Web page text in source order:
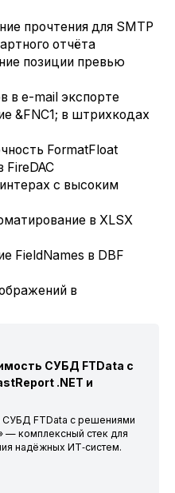
прочтения для SMTP
отчёта
позиции превью
в e-mail экспорте
&FNC1; в штрихкодах
FormatFloat
с высоким
в XLSX
FieldNames в DBF
в
СУБД FTData с
.NET и
СУБД FTData с решениями
— комплексный стек для
надёжных ИТ‑систем.